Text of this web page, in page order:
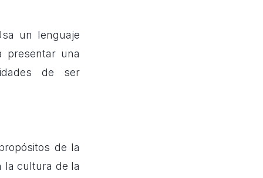
un lenguaje
presentar una
de ser
de la
la cultura de la